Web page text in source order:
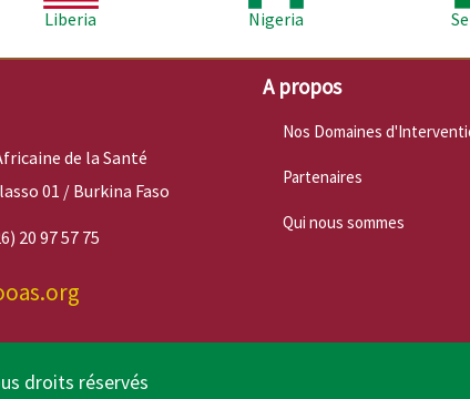
Liberia
Nigeria
de la Santé
01 / Burkina Faso
20 97 57 75
A propos
Nos Domaines
Partenaires
Qui nous sommes
droits réservés